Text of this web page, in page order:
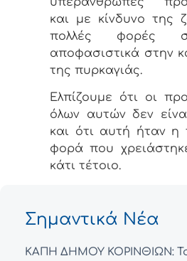
και με κίνδυνο της
πολλές φορές
αποφασιστικά στην
της πυρκαγιάς.
Ελπίζουμε ότι οι
όλων αυτών δεν
και ότι αυτή ήταν η
φορά που
κάτι τέτοιο.
Σημαντικά Νέα
ΚΑΠΗ ΔΗΜΟΥ ΚΟΡΙΝΘΙΩΝ: